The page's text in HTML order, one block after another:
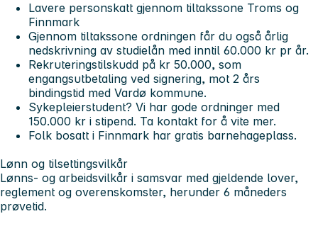
Lavere personskatt gjennom tiltakssone Troms og
Finnmark
Gjennom tiltakssone ordningen får du også årlig
nedskrivning av studielån med inntil 60.000 kr pr år.
Rekruteringstilskudd på kr 50.000, som
engangsutbetaling ved signering, mot 2 års
bindingstid med Vardø kommune.
Sykepleierstudent? Vi har gode ordninger med
150.000 kr i stipend. Ta kontakt for å vite mer.
Folk bosatt i Finnmark har gratis barnehageplass.
Lønn og tilsettingsvilkår
Lønns- og arbeidsvilkår i samsvar med gjeldende lover,
reglement og overenskomster, herunder 6 måneders
prøvetid.